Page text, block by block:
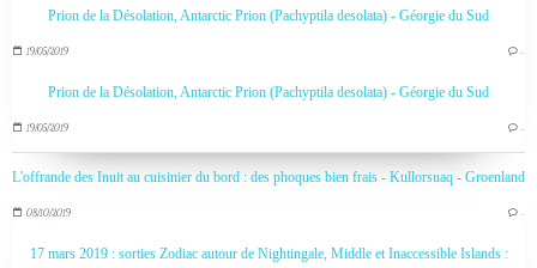
Prion de la Désolation, Antarctic Prion (Pachyptila desolata) - Géorgie du Sud
19/05/2019 …
Prion de la Désolation, Antarctic Prion (Pachyptila desolata) - Géorgie du Sud
19/05/2019 …
L'offrande des Inuit au cuisinier du bord : des phoques bien frais - Kullorsuaq - Groenland
08/10/2019 …
17 mars 2019 : sorties Zodiac autour de Nightingale, Middle et Inaccessible Islands :